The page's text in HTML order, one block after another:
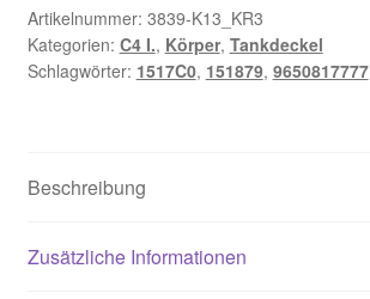
Türer
9650817777
1517C0
Artikelnummer: 3839-K13_KR3
Kategorien: C4 I., Körper, Tankdeckel
Schlagwörter: 1517C0, 151879, 9650817777
Beschreibung
Zusätzliche Informationen